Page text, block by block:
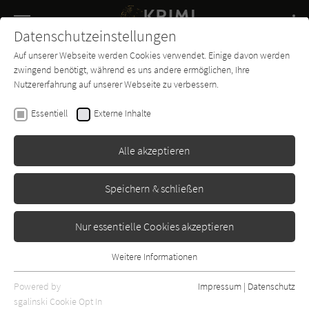
SUCHE
Buch-
Entdecker
Forum Charts
Datenschutzeinstellungen
Auf unserer Webseite werden Cookies verwendet. Einige davon werden
zwingend benötigt, während es uns andere ermöglichen, Ihre
Nutzererfahrung auf unserer Webseite zu verbessern.
Essentiell Externe Inhalte
Alle akzeptieren
Speichern & schließen
Nur essentielle Cookies akzeptieren
Essentielle Cookies werden für grundlegende Funktionen der
Webseite benötigt. Dadurch ist gewährleistet, dass die Webseite
Weitere Informationen
Powered by
sgalinski Cookie Opt In
Impressum | Datenschutz